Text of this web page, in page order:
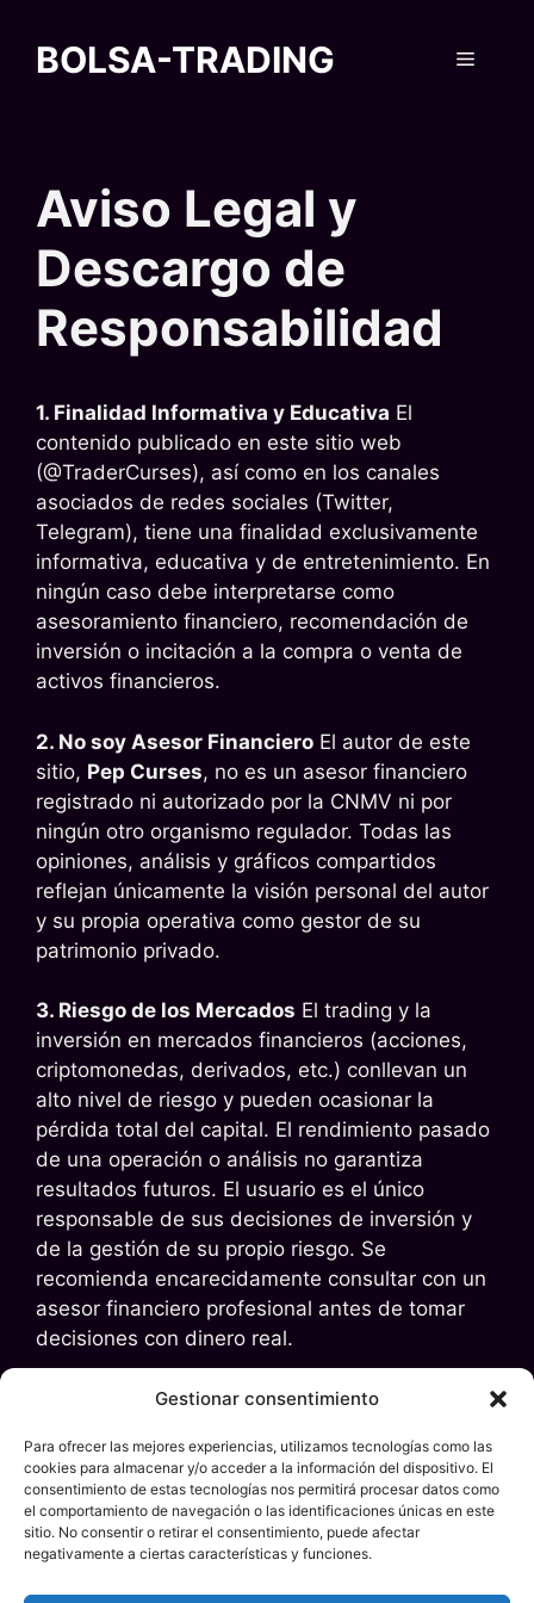
Gestionar consentimiento
Para ofrecer las mejores experiencias, utilizamos tecnologías como las
cookies para almacenar y/o acceder a la información del dispositivo. El
consentimiento de estas tecnologías nos permitirá procesar datos como
el comportamiento de navegación o las identificaciones únicas en este
sitio. No consentir o retirar el consentimiento, puede afectar
negativamente a ciertas características y funciones.
contenido
BOLSA-TRADING Menú
Aviso Legal y
Descargo de
Responsabilidad
1. Finalidad Informativa y Educativa El
contenido publicado en este sitio web
(@TraderCurses), así como en los canales
asociados de redes sociales (Twitter,
Telegram), tiene una finalidad exclusivamente
informativa, educativa y de entretenimiento. En
ningún caso debe interpretarse como
asesoramiento financiero, recomendación de
inversión o incitación a la compra o venta de
activos financieros.
2. No soy Asesor Financiero El autor de este
sitio, Pep Curses, no es un asesor financiero
registrado ni autorizado por la CNMV ni por
ningún otro organismo regulador. Todas las
opiniones, análisis y gráficos compartidos
reflejan únicamente la visión personal del autor
y su propia operativa como gestor de su
patrimonio privado.
3. Riesgo de los Mercados El trading y la
inversión en mercados financieros (acciones,
criptomonedas, derivados, etc.) conllevan un
alto nivel de riesgo y pueden ocasionar la
pérdida total del capital. El rendimiento pasado
de una operación o análisis no garantiza
resultados futuros. El usuario es el único
responsable de sus decisiones de inversión y
de la gestión de su propio riesgo. Se
recomienda encarecidamente consultar con un
asesor financiero profesional antes de tomar
decisiones con dinero real.
4. Exención de Responsabilidad Pep Curses
daños, directos o indirectos, que puedan
derivarse del uso de la información contenida
en este sitio web. El usuario acepta que accede
y utiliza este contenido bajo su propia y